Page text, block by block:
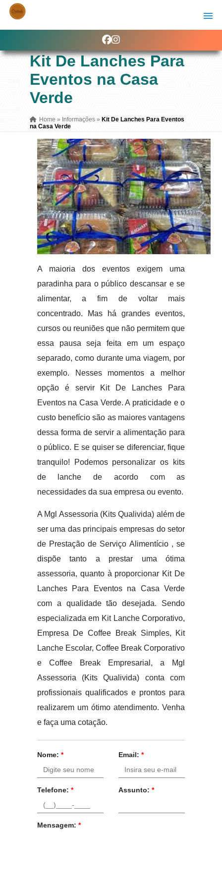
Kit De Lanches Para
Eventos na Casa
Verde
Home » Informações » Kit De Lanches Para Eventos
na Casa Verde
A maioria dos eventos exigem uma
paradinha para o público descansar e se
alimentar, a fim de voltar mais
concentrado. Mas há grandes eventos,
cursos ou reuniões que não permitem que
essa pausa seja feita em um espaço
separado, como durante uma viagem, por
exemplo. Nesses momentos a melhor
opção é servir Kit De Lanches Para
Eventos na Casa Verde. A praticidade e o
custo benefício são as maiores vantagens
dessa forma de servir a alimentação para
o público. E se quiser se diferenciar, fique
tranquilo! Podemos personalizar os kits
de lanche de acordo com as
necessidades da sua empresa ou evento.
A Mgl Assessoria (Kits Qualivida) além de
ser uma das principais empresas do setor
de Prestação de Serviço Alimentício , se
dispõe tanto a prestar uma ótima
assessoria, quanto à proporcionar Kit De
Lanches Para Eventos na Casa Verde
com a qualidade tão desejada. Sendo
especializada em Kit Lanche Corporativo,
Empresa De Coffee Break Simples, Kit
Lanche Escolar, Coffee Break Corporativo
e Coffee Break Empresarial, a Mgl
Assessoria (Kits Qualivida) conta com
profissionais qualificados e prontos para
realizarem um ótimo atendimento. Venha
e faça uma cotação.
Nome: * Email: *
Telefone: * Assunto: *
Mensagem: *